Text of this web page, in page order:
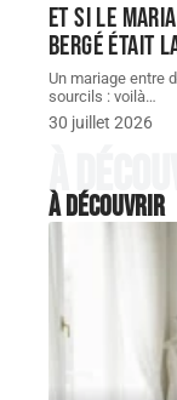
Et si le
Bergé était
Un mariage entre
sourcils : voilà…
30 juillet 2026
À
À découvrir